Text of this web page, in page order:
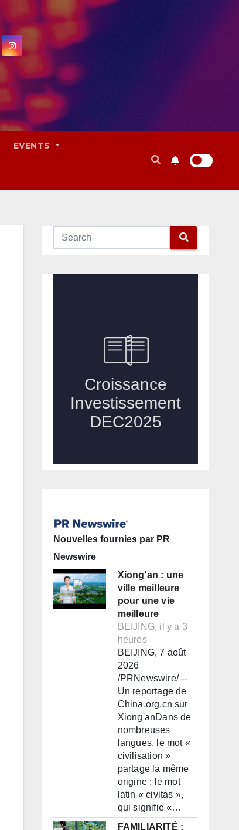
EVENTS
Nouvelles fournies par PR
Newswire
Xiong'an : une
ville meilleure
pour une vie
meilleure
BEIJING, il y a 3
heures
BEIJING, 7 août
2026
/PRNewswire/ --
Un reportage de
China.org.cn sur
Xiong'anDans de
nombreuses
langues, le mot «
civilisation »
partage la même
origine : le mot
latin « civitas »,
qui signifie «…
FAMILIARITÉ :